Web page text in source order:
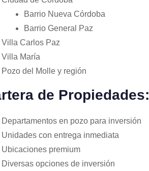
Barrio Nueva Córdoba
Barrio General Paz
Villa Carlos Paz
Villa María
Pozo del Molle y región
de Propiedades:
Departamentos en pozo para inversión
Unidades con entrega inmediata
Ubicaciones premium
Diversas opciones de inversión